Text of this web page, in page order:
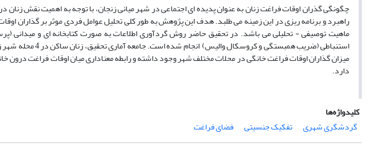
چگونگی گذران اوقات فراغت زنان به عنوان پدیده ای اجتماعی در شهر میانی زنجان، با توجه به اهمیت نقش زنان
راهبرد و برنامه ریزی در این زمینه می طلبد. هدف این پژوهش به طور کلی تحلیل عوامل فردی موثر بر
ماهیت توصیفی - تحلیلی می باشد. در تحقیق حاضر روش گردآوری اطلاعات به صورت کتابخانه ای و میدانی
استنباطی (ضریب
میزان گذاران اوقات فراغت خانگی در محلات مختلف شهر وجود داشته و رابطه معناداری میان اوقات فراغت
دارد.
کلیدواژه‌ها
گردشگری شهری
تفکیک جنسیتی فضای فراغت